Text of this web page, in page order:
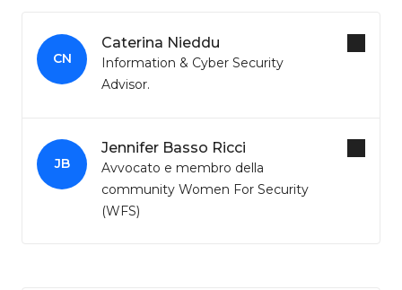
CN
Caterina Nieddu
Information & Cyber Security
Advisor.
JB
Jennifer Basso Ricci
Avvocato e membro della
community Women For Security
(WFS)